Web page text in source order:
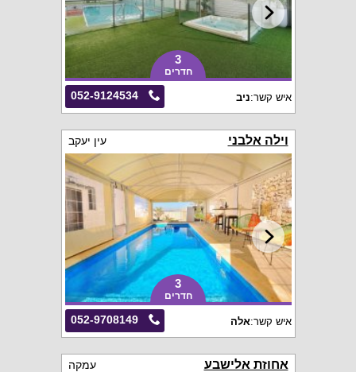
3
חדרים
052-9124534 איש קשר:ניב
וילה אלבני עין יעקב
3
חדרים
052-9708149 איש קשר:אלה
אחוזת אלישבע עמקה